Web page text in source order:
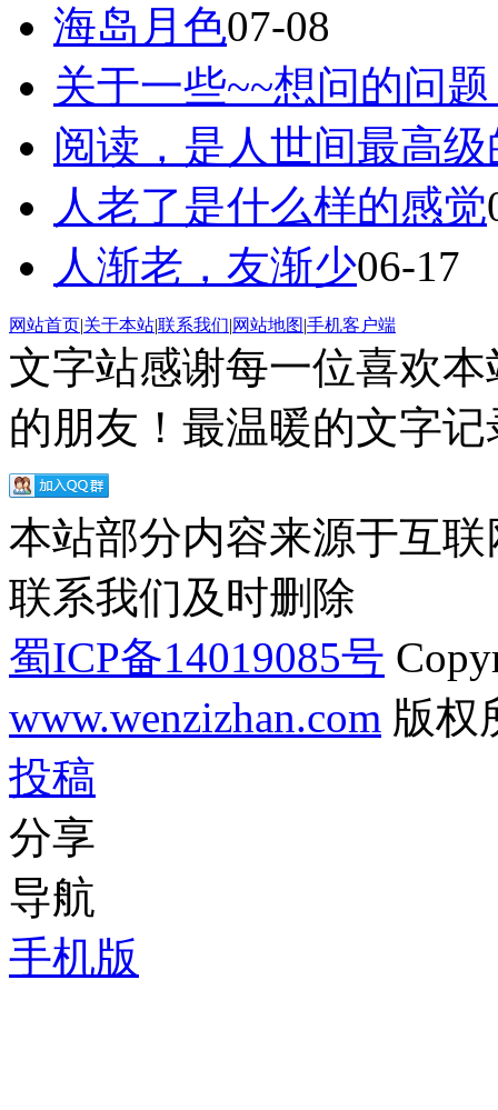
海岛月色07-08
关于一些~~想问的问
阅读，是人世间最高
人老了是什么样的感觉
人渐老，友渐少06-17
网站首页|关于本站|联系我们|网站地图|手机客户端
文字站感谢每一位喜欢
的朋友！最温暖的文字
本站部分内容来源于互
联系我们及时删除
蜀ICP备14019085号
www.wenzizhan.com 版权
投稿
分享
导航
手机版